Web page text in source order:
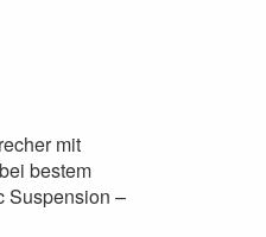
mit
bestem
Suspension –